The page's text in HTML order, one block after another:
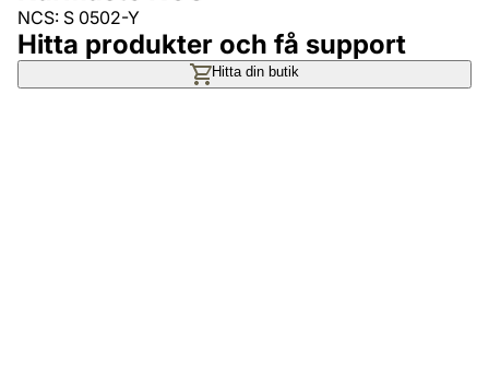
NCS: S 0502-Y
Hitta produkter och få support
Hitta din butik